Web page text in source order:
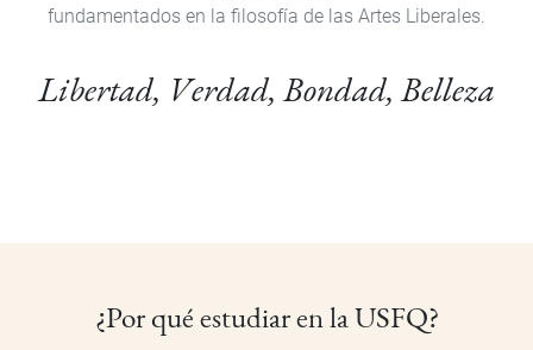
fundamentados en la filosofía de las Artes Liberales.
Libertad, Verdad, Bondad, Belleza
¿Por qué estudiar en la USFQ?